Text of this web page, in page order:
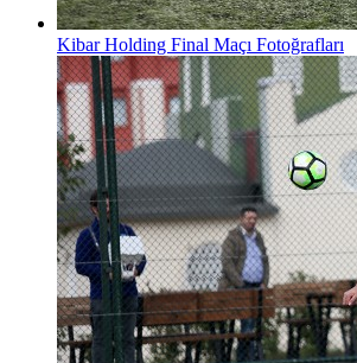
Kibar Holding Final Maçı Fotoğrafları